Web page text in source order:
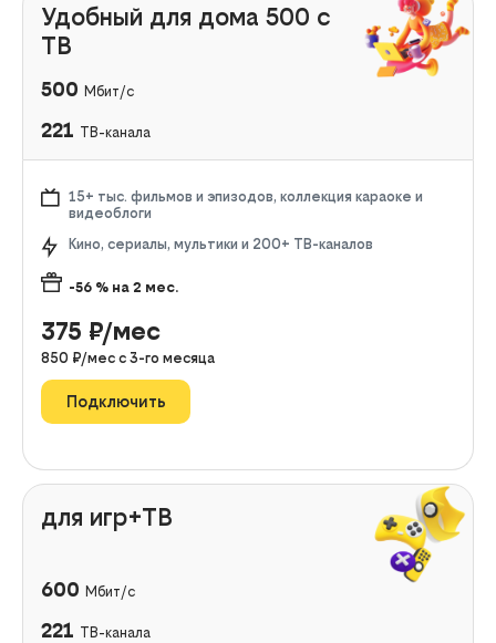
Удобный для дома 500 с
ТВ
500 Мбит/с
221 ТВ-канала
15+ тыс. фильмов и эпизодов, коллекция караоке и
видеоблоги
Кино, сериалы, мультики и 200+ ТВ-каналов
-56 % на 2 мес.
375 ₽/мес
850 ₽/мес с 3-го месяца
Подключить
для игр+ТВ
600 Мбит/с
221 ТВ-канала